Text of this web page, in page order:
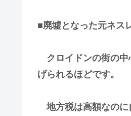
■廃墟となった元ネス
クロイドンの街の中
げられるほどです。
地方税は高額なのに